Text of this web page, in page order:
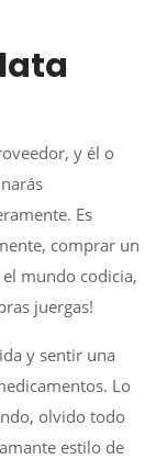
y él o
Es
comprar un
mundo codicia,
juergas!
​​y sentir una
Lo
olvido todo
estilo de